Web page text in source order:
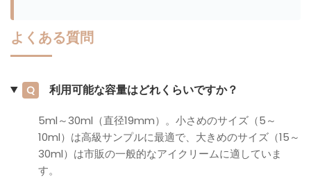
よくある質問
Q 利用可能な容量はどれくらいですか？
5ml～30ml（直径19mm）。小さめのサイズ（5～
10ml）は高級サンプルに最適で、大きめのサイズ（15～
30ml）は市販の一般的なアイクリームに適していま
す。